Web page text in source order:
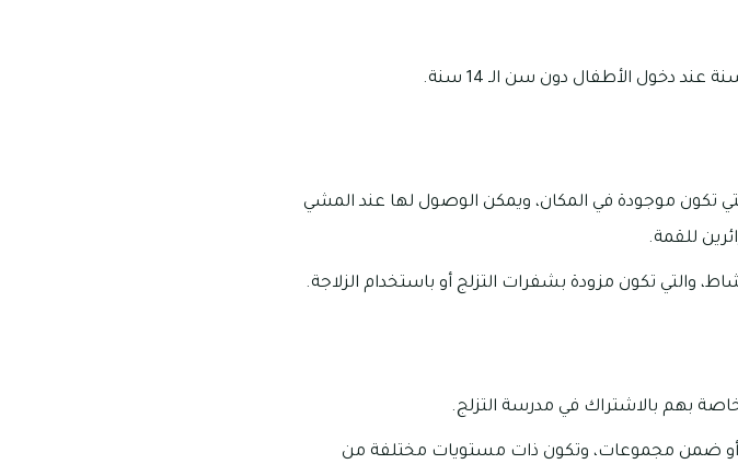
تكون موجودة في المكان، ويمكن الوصول لها عند المشي
للقمة.
والتي تكون مزودة بشفرات التزلج أو باستخدام الزلاجة.
بهم بالاشتراك في مدرسة التزلج.
ضمن مجموعات، وتكون ذات مستويات مختلفة من